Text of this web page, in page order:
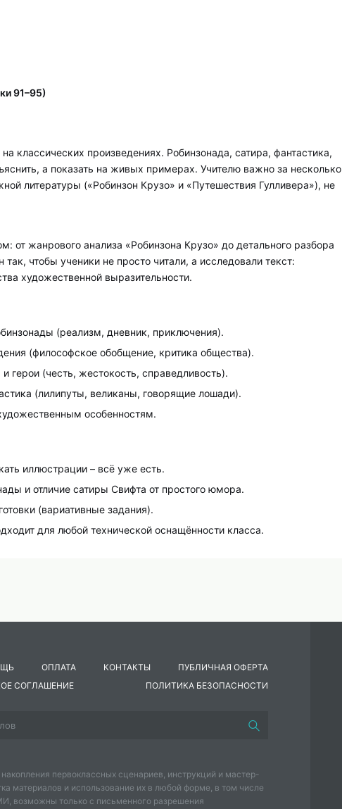
91–95)
классических произведениях. Робинзонада, сатира, фантастика,
а показать на живых примерах. Учителю важно за несколько
литературы («Робинзон Крузо» и «Путешествия Гулливера»), не
от жанрового анализа «Робинзона Крузо» до детального разбора
чтобы ученики не просто читали, а исследовали текст:
художественной выразительности.
(реализм, дневник, приключения).
(философское обобщение, критика общества).
герои (честь, жестокость, справедливость).
(лилипуты, великаны, говорящие лошади).
особенностям.
иллюстрации – всё уже есть.
и отличие сатиры Свифта от простого юмора.
(вариативные задания).
для любой технической оснащённости класса.
ОПЛАТА КОНТАКТЫ
ПУБЛИЧНАЯ ОФЕРТА
СОГЛАШЕНИЕ
ПОЛИТИКА БЕЗОПАСНОСТИ
первоклассных сценариев, инструкций и мастер-
материалов и использование их в любой форме, в том числе
возможны только с письменного разрешения